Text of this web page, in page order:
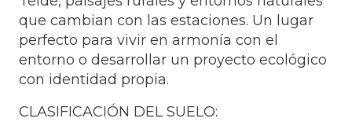
que cambian con las estaciones. Un lugar
perfecto para vivir en armonía con el
entorno o desarrollar un proyecto ecológico
con identidad propia.
CLASIFICACIÓN DEL SUELO: